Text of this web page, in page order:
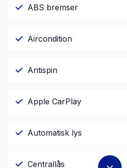
ABS bremser
Aircondition
Antispin
Apple CarPlay
Automatisk lys
Centrallås